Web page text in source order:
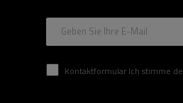
Geben Sie Ihre E-Mail
Kontaktformular Ich stimme der Verarbeitung meiner